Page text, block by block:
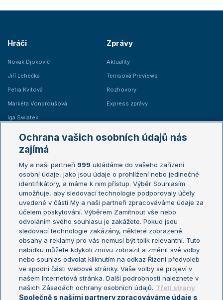
Hráči
Novak Djokovič
Jiří Lehečka
Petra Kvitová
Markéta Vondroušová
Iga Swiatek
Zprávy
Aktuality
Tenisová Previews
Rozhovory
Express zprávy
Žebříčky
Žebříček ATP (muži)
Žebříček WTA (ženy)
Sázkařský žebříček
Australian Open
French Open
Wimbledon
US Open
Turnaj mistrů
Turnaj mistryň
Aktualní trendy
Fotbalové přestupy
Livesport Daily
LS Prague Open
Ochrana vašich osobních údajů nás
zajímá
My a naši partneři 999 ukládáme do vašeho zařízení
osobní údaje, jako jsou údaje o prohlížení nebo jedinečné
identifikátory, a máme k nim přístup. Výběr Souhlasím
umožňuje, aby sledovací technologie podporovaly účely
uvedené v části My a naši partneři zpracováváme údaje za
účelem poskytování. Výběrem Zamítnout vše nebo
odvoláním svého souhlasu je zakážete. Pokud jsou
sledovací technologie zakázány, některé zobrazené
obsahy a reklamy pro vás nemusí být tolik relevantní. Tuto
nabídku můžete kdykoli znovu zobrazit a změnit své volby
nebo souhlas odvolat kliknutím na odkaz Řízení předvoleb
ve spodní části webové stránky. Vaše volby se projeví v
našem Internetová stránka. Další podrobnosti naleznete v
našich Zásadách ochrany osobních údajů. Třetí strany
Společně s našimi partnery zpracováváme údaje s